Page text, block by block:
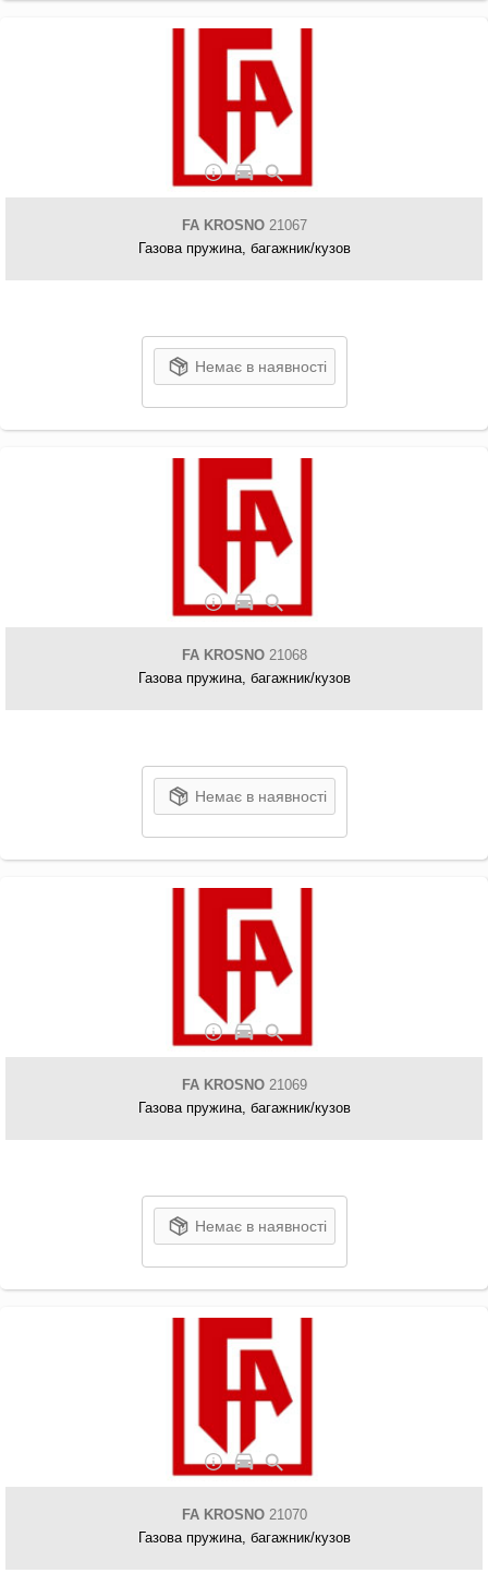
FA KROSNO21067
Газова пружина, багажник/кузов
Немає в наявності
FA KROSNO21068
Газова пружина, багажник/кузов
Немає в наявності
FA KROSNO21069
Газова пружина, багажник/кузов
Немає в наявності
FA KROSNO21070
Газова пружина, багажник/кузов